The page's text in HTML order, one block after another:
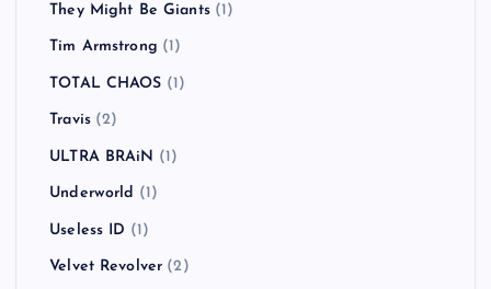
They Might Be Giants(1)
Tim Armstrong (1)
TOTAL CHAOS (1)
Travis(2)
ULTRA BRAiN (1)
Underworld (1)
Useless ID (1)
Velvet Revolver (2)